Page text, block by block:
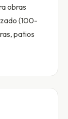
obras
(100-
patios